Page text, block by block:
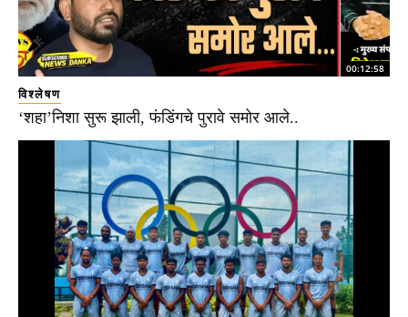
00:12:58
विश्लेषण
‘शहा’निशा सुरू झाली, फंडिंगचे पुरावे समोर आले..